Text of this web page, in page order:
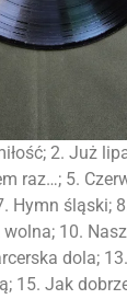
2. Już
raz…; 5.
Hymn śląski;
10.
dola;
15. Jak